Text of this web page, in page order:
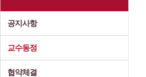
공지사항
교수동정
협약체결